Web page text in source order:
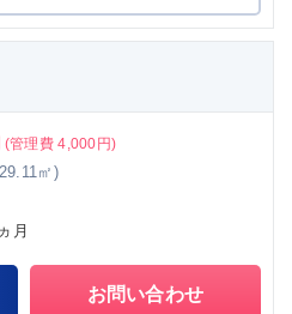
(管理費 4,000円)
㎡)
月
お問い合わせ